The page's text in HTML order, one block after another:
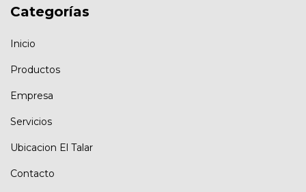
Categorías
Inicio
Productos
Empresa
Servicios
Ubicacion El Talar
Contacto